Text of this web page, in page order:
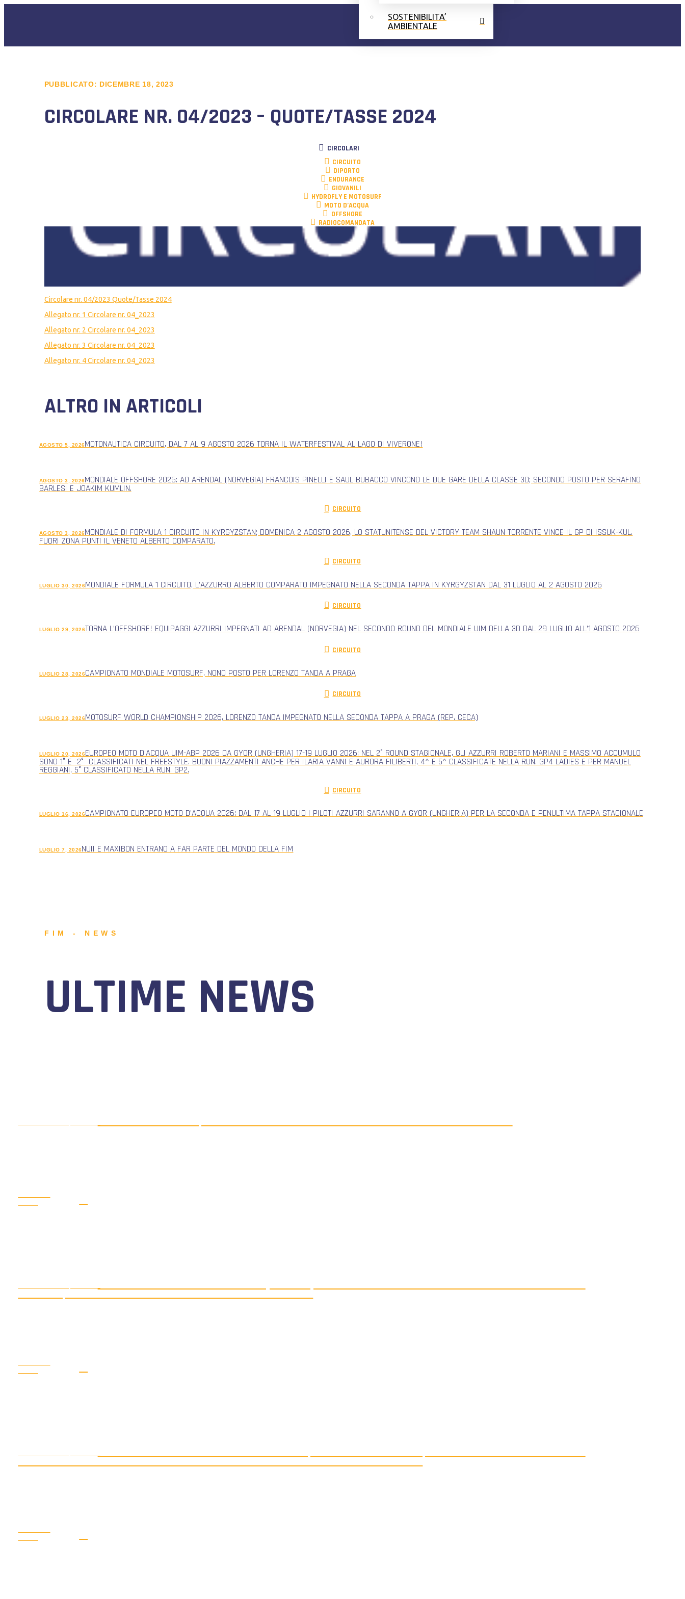
SOSTENIBILITA’
AMBIENTALE
PUBBLICATO: DICEMBRE 18, 2023
CIRCOLARE NR. 04/2023 – QUOTE/TASSE 2024
CIRCOLARI
CIRCUITO
DIPORTO
ENDURANCE
GIOVANILI
HYDROFLY E MOTOSURF
MOTO D’ACQUA
OFFSHORE
RADIOCOMANDATA
Circolare nr. 04/2023 Quote/Tasse 2024
Allegato nr. 1 Circolare nr. 04_2023
Allegato nr. 2 Circolare nr. 04_2023
Allegato nr. 3 Circolare nr. 04_2023
Allegato nr. 4 Circolare nr. 04_2023
ALTRO IN ARTICOLI
AGOSTO 5, 2026MOTONAUTICA CIRCUITO, DAL 7 AL 9 AGOSTO 2026 TORNA IL WATERFESTIVAL AL LAGO DI VIVERONE!
AGOSTO 3, 2026MONDIALE OFFSHORE 2026: AD ARENDAL (NORVEGIA) FRANCOIS PINELLI E SAUL BUBACCO VINCONO LE DUE GARE DELLA CLASSE 3D; SECONDO POSTO PER SERAFINO
BARLESI E JOAKIM KUMLIN.
CIRCUITO
AGOSTO 3, 2026MONDIALE DI FORMULA 1 CIRCUITO IN KYRGYZSTAN; DOMENICA 2 AGOSTO 2026, LO STATUNITENSE DEL VICTORY TEAM SHAUN TORRENTE VINCE IL GP DI ISSUK-KUL.
FUORI ZONA PUNTI IL VENETO ALBERTO COMPARATO.
CIRCUITO
LUGLIO 30, 2026MONDIALE FORMULA 1 CIRCUITO, L’AZZURRO ALBERTO COMPARATO IMPEGNATO NELLA SECONDA TAPPA IN KYRGYZSTAN DAL 31 LUGLIO AL 2 AGOSTO 2026
CIRCUITO
LUGLIO 29, 2026TORNA L’OFFSHORE! EQUIPAGGI AZZURRI IMPEGNATI AD ARENDAL (NORVEGIA) NEL SECONDO ROUND DEL MONDIALE UIM DELLA 3D DAL 29 LUGLIO ALL’1 AGOSTO 2026
CIRCUITO
LUGLIO 28, 2026CAMPIONATO MONDIALE MOTOSURF, NONO POSTO PER LORENZO TANDA A PRAGA
CIRCUITO
LUGLIO 23, 2026MOTOSURF WORLD CHAMPIONSHIP 2026, LORENZO TANDA IMPEGNATO NELLA SECONDA TAPPA A PRAGA (REP. CECA)
LUGLIO 20, 2026EUROPEO MOTO D’ACQUA UIM-ABP 2026 DA GYOR (UNGHERIA) 17-19 LUGLIO 2026: NEL 2° ROUND STAGIONALE, GLI AZZURRI ROBERTO MARIANI E MASSIMO ACCUMULO
SONO 1° E 2° CLASSIFICATI NEL FREESTYLE. BUONI PIAZZAMENTI ANCHE PER ILARIA VANNI E AURORA FILIBERTI, 4^ E 5^ CLASSIFICATE NELLA RUN. GP4 LADIES E PER MANUEL
REGGIANI, 5° CLASSIFICATO NELLA RUN. GP2.
CIRCUITO
LUGLIO 16, 2026CAMPIONATO EUROPEO MOTO D’ACQUA 2026: DAL 17 AL 19 LUGLIO I PILOTI AZZURRI SARANNO A GYOR (UNGHERIA) PER LA SECONDA E PENULTIMA TAPPA STAGIONALE
LUGLIO 7, 2026NUII E MAXIBON ENTRANO A FAR PARTE DEL MONDO DELLA FIM
FIM - NEWS
ULTIME NEWS
MOTONAUTICA CIRCUITO, DAL 7 AL 9 AGOSTO 2026 TORNA IL WATERFESTIVAL AL LAGO DI VIVERONE!
CLASSE 3D; SECONDO POSTO PER SERAFINO BARLESI E JOAKIM KUMLIN.
SHAUN TORRENTE VINCE IL GP DI ISSUK-KUL. FUORI ZONA PUNTI IL VENETO ALBERTO COMPARATO.